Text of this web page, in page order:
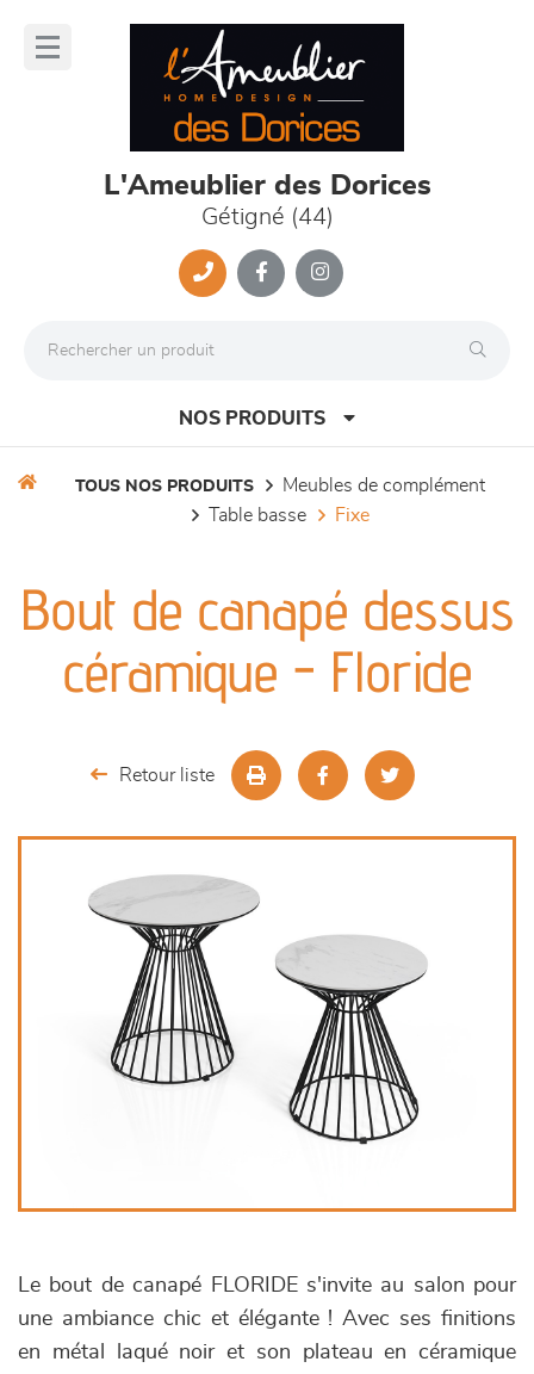
L'Ameublier des Dorices
Gétigné (44)
NOS PRODUITS
séjours
meubles de complément
décoration
TOUS NOS PRODUITS
meubles de complément
table basse
fixe
Bout de canapé dessus
céramique - Floride
Retour liste
Le bout de canapé FLORIDE s'invite au salon pour
une ambiance chic et élégante ! Avec ses finitions
en métal laqué noir et son plateau en céramique